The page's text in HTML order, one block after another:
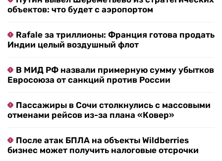
объектов: что будет с аэропортом
Rafale за триллионы: Франция готова продать
Индии целый воздушный флот
В МИД РФ назвали примерную сумму убытков
Евросоюза от санкций против России
Пассажиры в Сочи столкнулись с массовыми
отменами рейсов из-за плана «Ковер»
После атак БПЛА на объекты Wildberries
бизнес может получить налоговые отсрочки